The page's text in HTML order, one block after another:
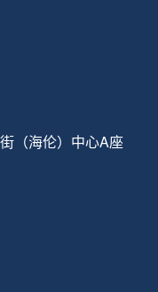
（海伦）中心A座